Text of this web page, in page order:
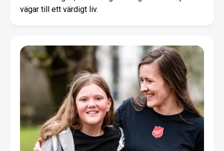
vägar till ett värdigt liv.